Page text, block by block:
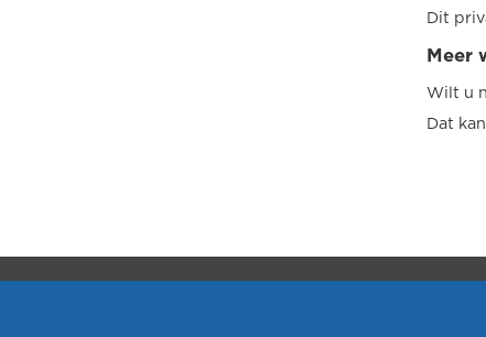
Dit
Meer
Wilt u
Dat